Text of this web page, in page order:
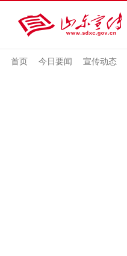
首页 今日要闻 宣传动态